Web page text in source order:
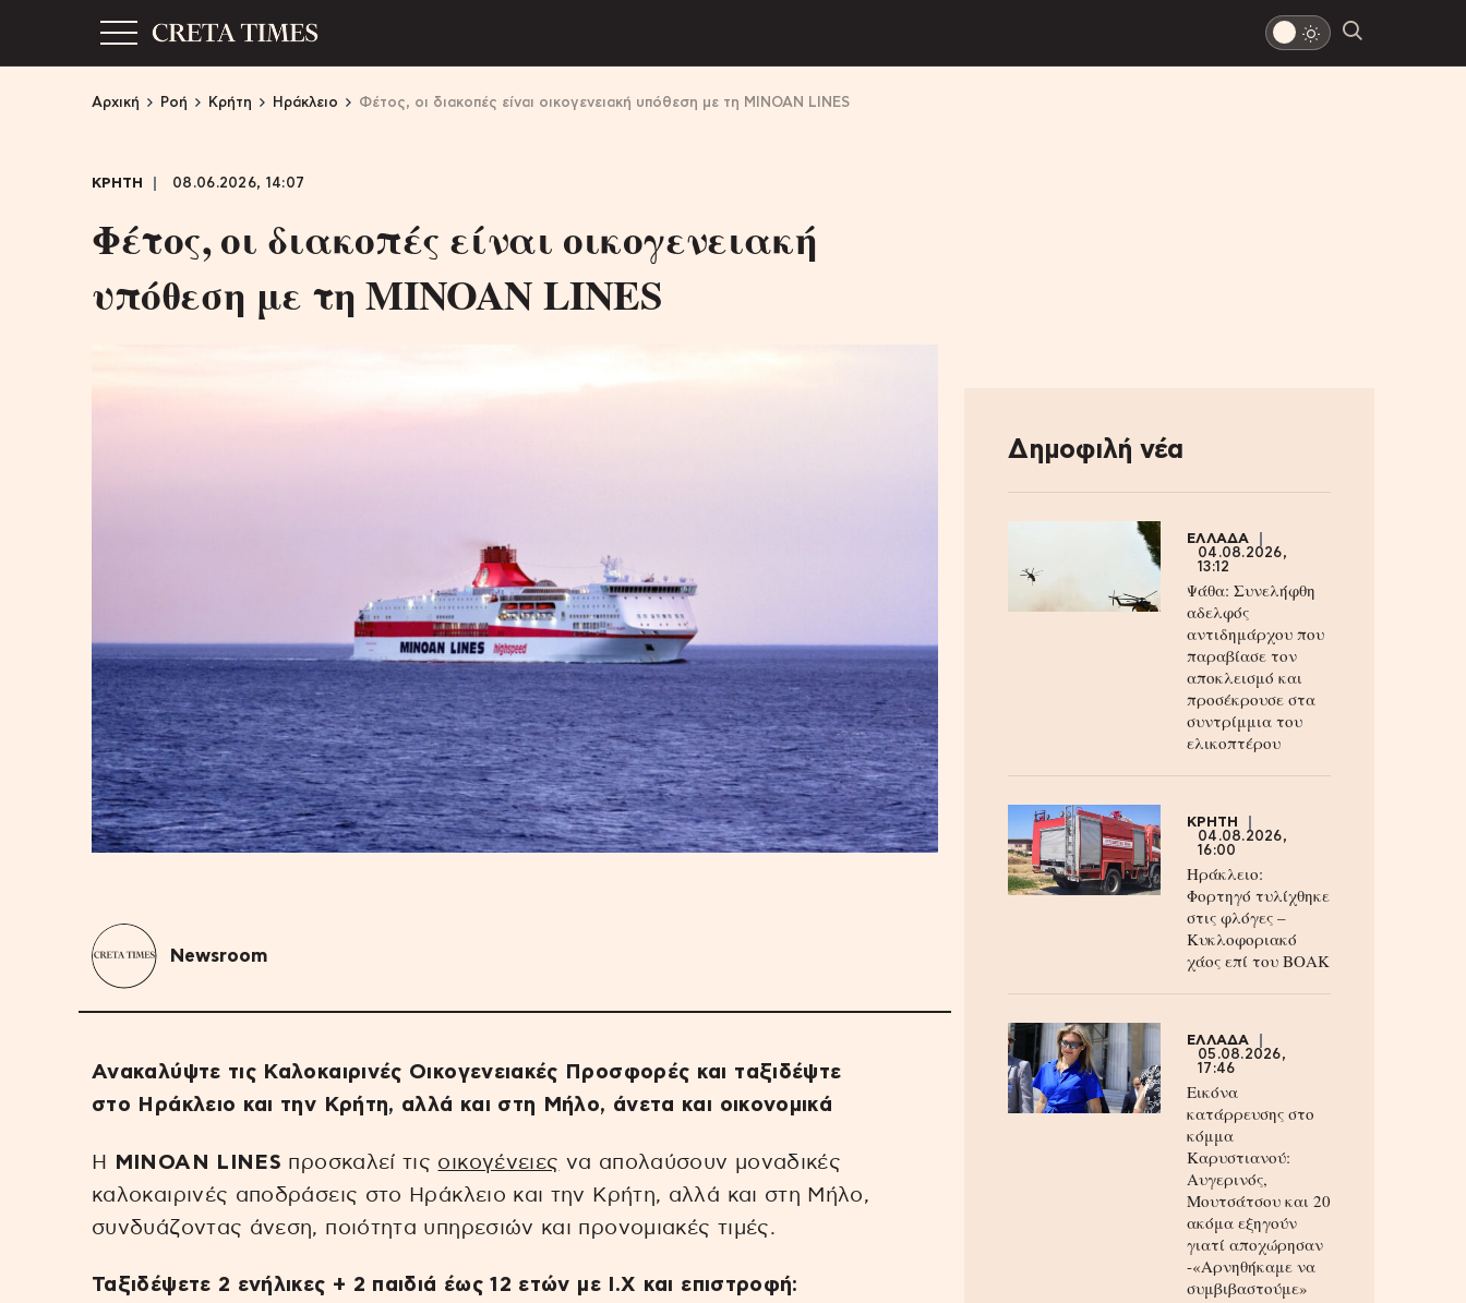
Αρχική Ροή Κρήτη Ηράκλειο Φέτος, οι διακοπές είναι οικογενειακή υπόθεση με τη MINOAN LINES
ΚΡΗΤΗ 08.06.2026, 14:07
Φέτος, οι διακοπές είναι οικογενειακή
υπόθεση με τη MINOAN LINES
Newsroom
Ανακαλύψτε τις Καλοκαιρινές Οικογενειακές Προσφορές και ταξιδέψτε
στο Ηράκλειο και την Κρήτη, αλλά και στη Μήλο, άνετα και οικονομικά
Η MINOAN LINES προσκαλεί τις οικογένειες να απολαύσουν μοναδικές
καλοκαιρινές αποδράσεις στο Ηράκλειο και την Κρήτη, αλλά και στη Μήλο,
συνδυάζοντας άνεση, ποιότητα υπηρεσιών και προνομιακές τιμές.
Ταξιδέψετε 2 ενήλικες + 2 παιδιά έως 12 ετών με Ι.Χ και επιστροφή:
Δημοφιλή νέα
ΕΛΛΑΔΑ
04.08.2026,
13:12
Ψάθα: Συνελήφθη
αδελφός
αντιδημάρχου που
παραβίασε τον
αποκλεισμό και
προσέκρουσε στα
συντρίμμια του
ελικοπτέρου
ΚΡΗΤΗ
04.08.2026,
16:00
Ηράκλειο:
Φορτηγό τυλίχθηκε
στις φλόγες –
Κυκλοφοριακό
χάος επί του ΒΟΑΚ
ΕΛΛΑΔΑ
05.08.2026,
17:46
Εικόνα
κατάρρευσης στο
κόμμα
Καρυστιανού:
Αυγερινός,
Μουτσάτσου και 20
ακόμα εξηγούν
γιατί αποχώρησαν
-«Αρνηθήκαμε να
συμβιβαστούμε»